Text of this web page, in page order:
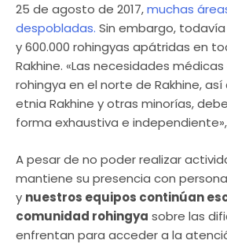
25 de agosto de 2017,muchas
despobladas. Sin embargo,
y 600.000 rohingyas apátridas en
Rakhine. «Las necesidades
rohingya en el norte de Rakhine,
etnia Rakhine y otras minorías,
forma exhaustiva e
A pesar de no poder realizar
mantiene su presencia con
y nuestros equipos continúan
comunidad rohingya sobre las
enfrentan para acceder a la